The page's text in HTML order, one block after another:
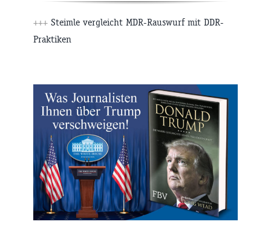
+++ Steimle vergleicht MDR-Rauswurf mit DDR-
Praktiken